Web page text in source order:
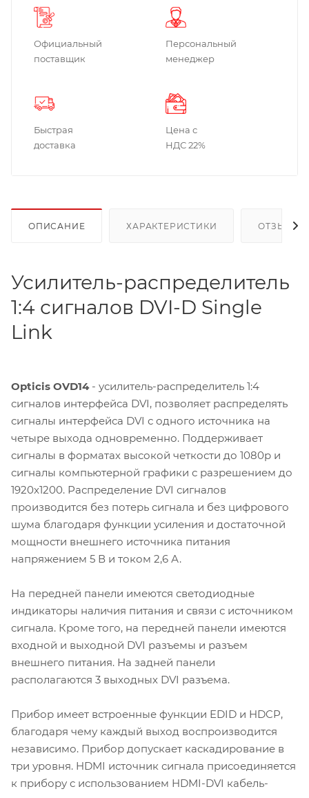
Официальный
поставщик
Персональный
менеджер
Быстрая
доставка
Цена с
НДС 22%
ОПИСАНИЕ ХАРАКТЕРИСТИКИ ОТЗЫВЫ
Усилитель-распределитель
1:4 сигналов DVI-D Single
Link
Opticis OVD14 - усилитель-распределитель 1:4
сигналов интерфейса DVI, позволяет распределять
сигналы интерфейса DVI с одного источника на
четыре выхода одновременно. Поддерживает
сигналы в форматах высокой четкости до 1080p и
сигналы компьютерной графики с разрешением до
1920x1200. Распределение DVI сигналов
производится без потерь сигнала и без цифрового
шума благодаря функции усиления и достаточной
мощности внешнего источника питания
напряжением 5 В и током 2,6 А.
На передней панели имеются светодиодные
индикаторы наличия питания и связи с источником
сигнала. Кроме того, на передней панели имеются
входной и выходной DVI разъемы и разъем
внешнего питания. На задней панели
располагаются 3 выходных DVI разъема.
Прибор имеет встроенные функции EDID и HDCP,
благодаря чему каждый выход воспроизводится
независимо. Прибор допускает каскадирование в
три уровня. HDMI источник сигнала присоединяется
к прибору с использованием HDMI-DVI кабель-